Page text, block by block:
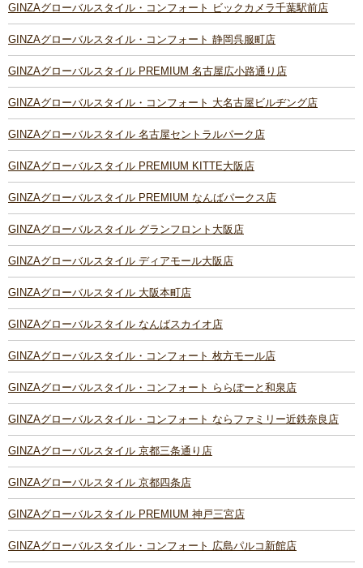
GINZAグローバルスタイル・コンフォート ビックカメラ千葉駅前店
GINZAグローバルスタイル・コンフォート 静岡呉服町店
GINZAグローバルスタイル PREMIUM 名古屋広小路通り店
GINZAグローバルスタイル・コンフォート 大名古屋ビルヂング店
GINZAグローバルスタイル 名古屋セントラルパーク店
GINZAグローバルスタイル PREMIUM KITTE大阪店
GINZAグローバルスタイル PREMIUM なんばパークス店
GINZAグローバルスタイル グランフロント大阪店
GINZAグローバルスタイル ディアモール大阪店
GINZAグローバルスタイル 大阪本町店
GINZAグローバルスタイル なんばスカイオ店
GINZAグローバルスタイル・コンフォート 枚方モール店
GINZAグローバルスタイル・コンフォート ららぽーと和泉店
GINZAグローバルスタイル・コンフォート ならファミリー近鉄奈良店
GINZAグローバルスタイル 京都三条通り店
GINZAグローバルスタイル 京都四条店
GINZAグローバルスタイル PREMIUM 神戸三宮店
GINZAグローバルスタイル・コンフォート 広島パルコ新館店